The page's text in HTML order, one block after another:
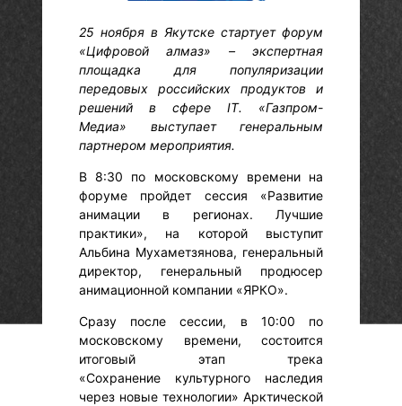
25 ноября в Якутске стартует форум
«Цифровой алмаз» – экспертная
площадка для популяризации
передовых российских продуктов и
решений в сфере IT. «Газпром-
Медиа» выступает генеральным
партнером мероприятия.
В 8:30 по московскому времени на
форуме пройдет сессия «Развитие
анимации в регионах. Лучшие
практики», на которой выступит
Альбина Мухаметзянова, генеральный
директор, генеральный продюсер
анимационной компании «ЯРКО».
Сразу после сессии, в 10:00 по
московскому времени, состоится
итоговый этап трека
«Сохранение культурного наследия
через новые технологии» Арктической